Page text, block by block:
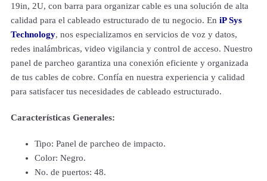
19in, 2U, con barra para organizar cable es una solución de alta
calidad para el cableado estructurado de tu negocio. En iP Sys
Technology, nos especializamos en servicios de voz y datos,
redes inalámbricas, video vigilancia y control de acceso. Nuestro
panel de parcheo garantiza una conexión eficiente y organizada
de tus cables de cobre. Confía en nuestra experiencia y calidad
para satisfacer tus necesidades de cableado estructurado.
Características Generales:
Tipo: Panel de parcheo de impacto.
Color: Negro.
No. de puertos: 48.